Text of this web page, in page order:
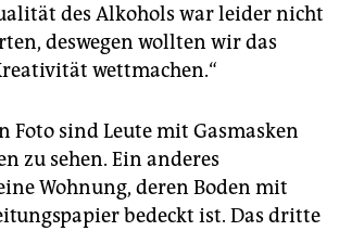
des Alkohols war leider nicht
deswegen wollten wir das
wettmachen.“
Foto sind Leute mit Gasmasken
zu sehen. Ein anderes
Wohnung, deren Boden mit
bedeckt ist. Das dritte